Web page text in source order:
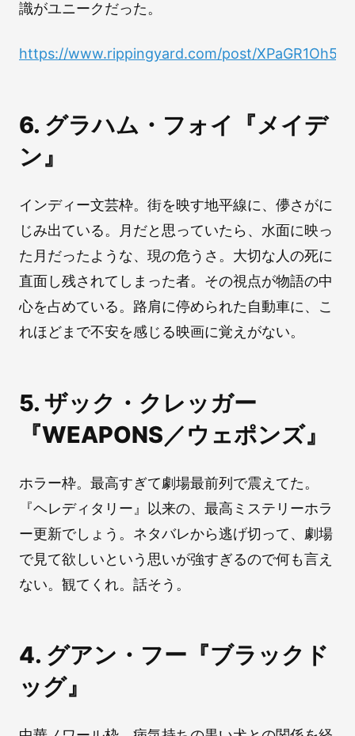
識がユニークだった。
https://www.rippingyard.com/post/
6. グラハム・フォイ『メイデ
ン』
インディー文芸枠。街を映す地平線に、儚さがに
じみ出ている。月だと思っていたら、水面に映っ
た月だったような、現の危うさ。大切な人の死に
直面し残されてしまった者。その視点が物語の中
心を占めている。路肩に停められた自動車に、こ
れほどまで不安を感じる映画に覚えがない。
5. ザック・クレッガー
『WEAPONS／ウェポンズ』
ホラー枠。最高すぎて劇場最前列で震えてた。
『ヘレディタリー』以来の、最高ミステリーホラ
ー更新でしょう。ネタバレから逃げ切って、劇場
で見て欲しいという思いが強すぎるので何も言え
ない。観てくれ。話そう。
4. グアン・フー『ブラックド
ッグ』